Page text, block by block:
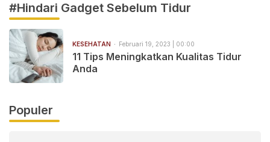
#Hindari Gadget Sebelum Tidur
KESEHATAN Februari 19, 2023 | 00:00
11 Tips Meningkatkan Kualitas Tidur
Anda
Populer